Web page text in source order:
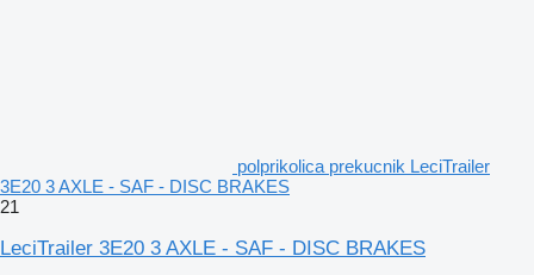
polprikolica prekucnik LeciTrailer
3E20 3 AXLE - SAF - DISC BRAKES
21
LeciTrailer 3E20 3 AXLE - SAF - DISC BRAKES